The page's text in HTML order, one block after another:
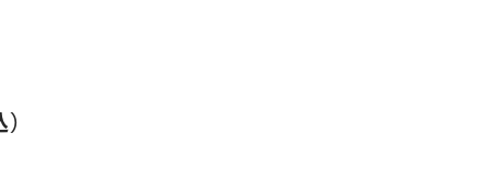
）